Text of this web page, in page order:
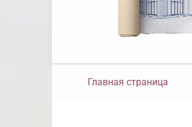
Главная страница